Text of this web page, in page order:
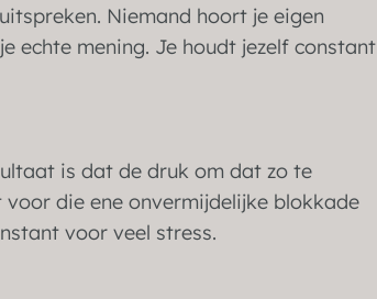
Niemand hoort je eigen
echte mening. Je houdt jezelf constant
is dat de druk om dat zo te
die ene onvermijdelijke blokkade
voor veel stress.